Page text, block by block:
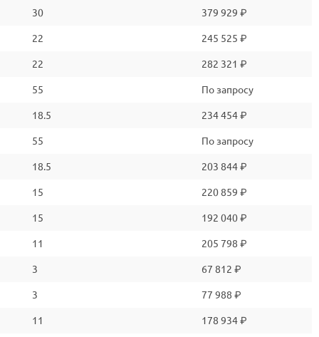
30 379 929 ₽
22 245 525 ₽
22 282 321 ₽
55 По запросу
18.5 234 454 ₽
55 По запросу
18.5 203 844 ₽
15 220 859 ₽
15 192 040 ₽
11 205 798 ₽
3 67 812 ₽
3 77 988 ₽
11 178 934 ₽